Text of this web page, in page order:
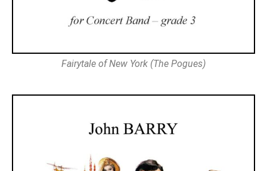
Fairytale of New York (The Pogues)